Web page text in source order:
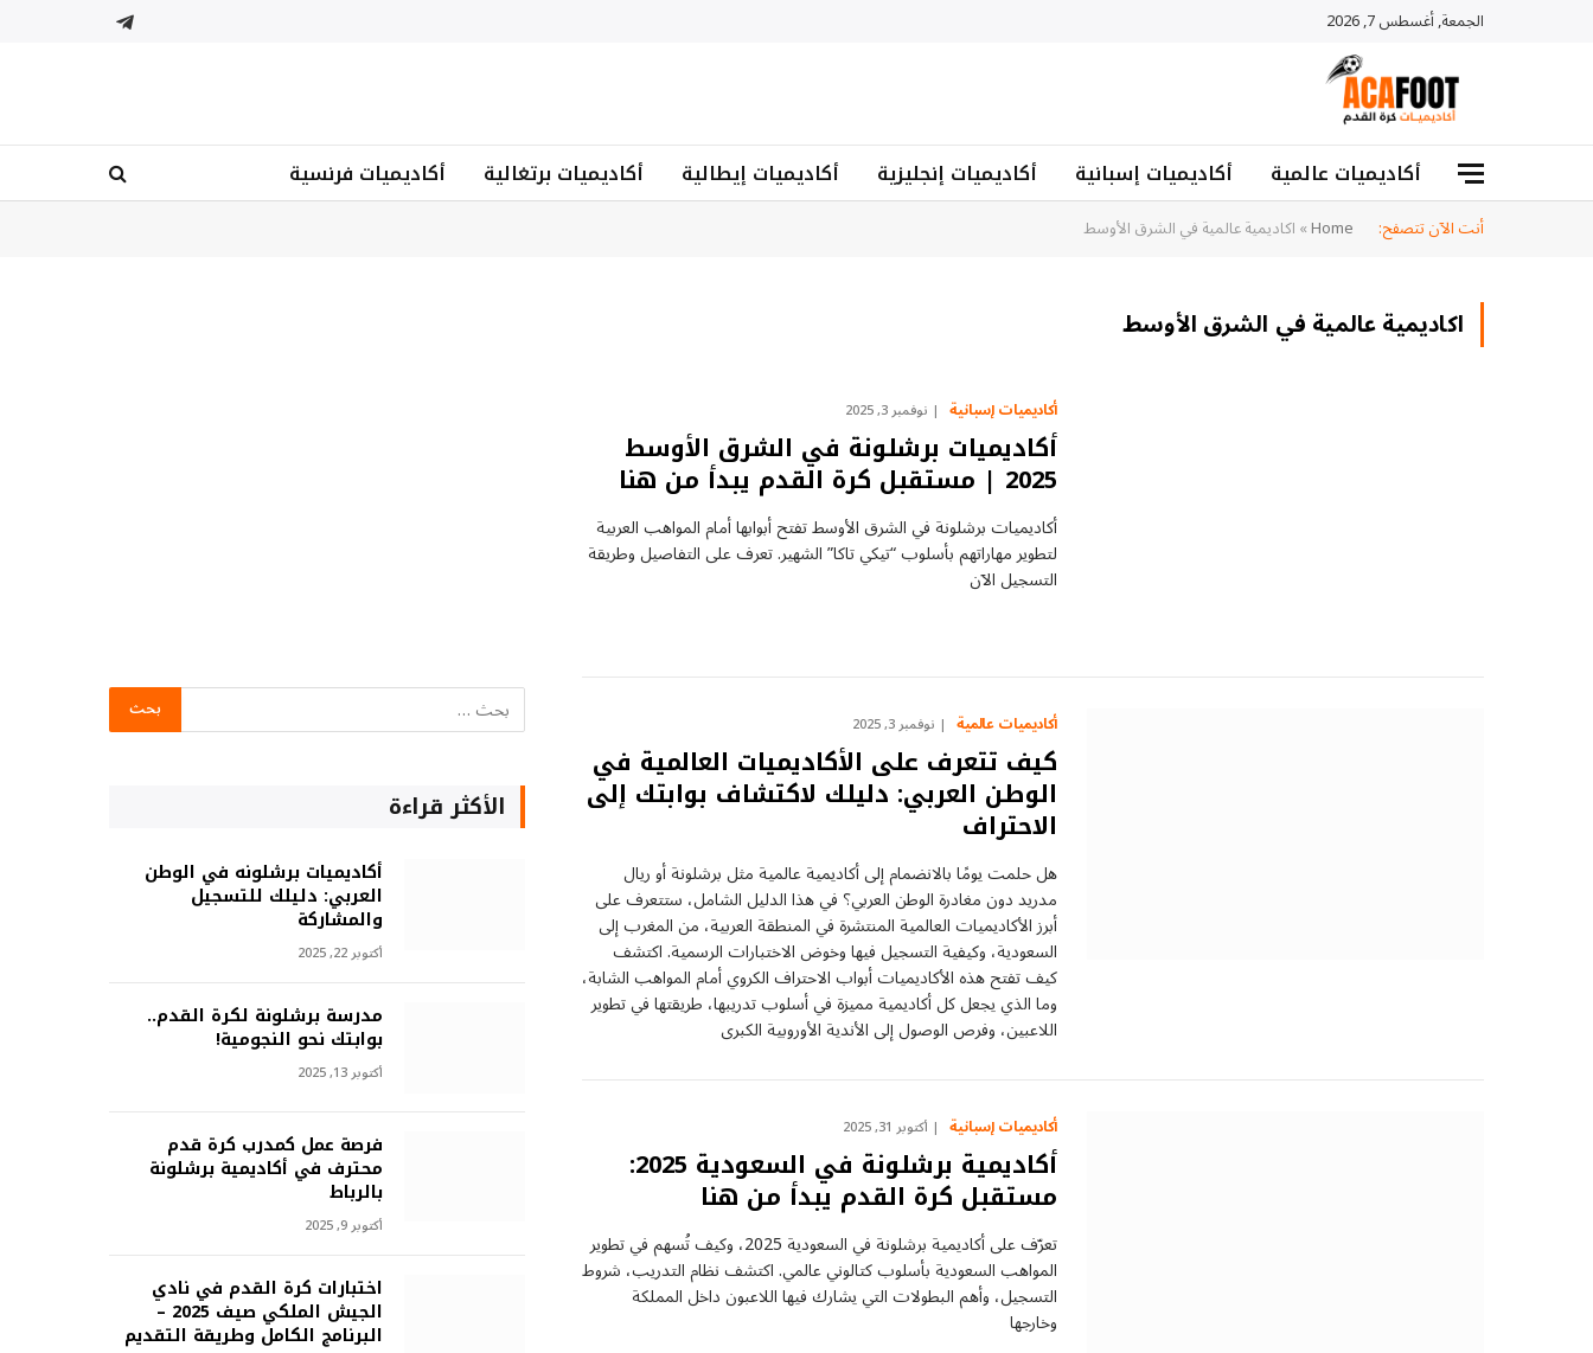
الجمعة, أغسطس 7, 2026 تيلقرام
أكاديميات عالمية أكاديميات إسبانية أكاديميات إنجليزية أكاديميات إيطالية أكاديميات برتغالية أكاديميات فرنسية
أنت الآن تتصفح: Home
»اكاديمية عالمية في الشرق الأوسط
اكاديمية عالمية في الشرق الأوسط
أكاديميات إسبانية نوفمبر 3, 2025
أكاديميات برشلونة في الشرق الأوسط
2025 | مستقبل كرة القدم يبدأ من هنا
أكاديميات برشلونة في الشرق الأوسط تفتح أبوابها أمام المواهب العربية
لتطوير مهاراتهم بأسلوب “تيكي تاكا” الشهير. تعرف على التفاصيل وطريقة
التسجيل الآن
أكاديميات عالمية نوفمبر 3, 2025
كيف تتعرف على الأكاديميات العالمية في
الوطن العربي: دليلك لاكتشاف بوابتك إلى
الاحتراف
هل حلمت يومًا بالانضمام إلى أكاديمية عالمية مثل برشلونة أو ريال
مدريد دون مغادرة الوطن العربي؟ في هذا الدليل الشامل، ستتعرف على
أبرز الأكاديميات العالمية المنتشرة في المنطقة العربية، من المغرب إلى
السعودية، وكيفية التسجيل فيها وخوض الاختبارات الرسمية. اكتشف
كيف تفتح هذه الأكاديميات أبواب الاحتراف الكروي أمام المواهب الشابة،
وما الذي يجعل كل أكاديمية مميزة في أسلوب تدريبها، طريقتها في تطوير
اللاعبين، وفرص الوصول إلى الأندية الأوروبية الكبرى
أكاديميات إسبانية أكتوبر 31, 2025
أكاديمية برشلونة في السعودية 2025:
مستقبل كرة القدم يبدأ من هنا
تعرّف على أكاديمية برشلونة في السعودية 2025، وكيف تُسهم في تطوير
المواهب السعودية بأسلوب كتالوني عالمي. اكتشف نظام التدريب، شروط
التسجيل، وأهم البطولات التي يشارك فيها اللاعبون داخل المملكة
وخارجها
الأكثر قراءة
أكاديميات برشلونه في الوطن
العربي: دليلك للتسجيل
والمشاركة
أكتوبر 22, 2025
مدرسة برشلونة لكرة القدم..
بوابتك نحو النجومية!
أكتوبر 13, 2025
فرصة عمل كمدرب كرة قدم
محترف في أكاديمية برشلونة
بالرباط
أكتوبر 9, 2025
اختبارات كرة القدم في نادي
الجيش الملكي صيف 2025 –
البرنامج الكامل وطريقة التقديم